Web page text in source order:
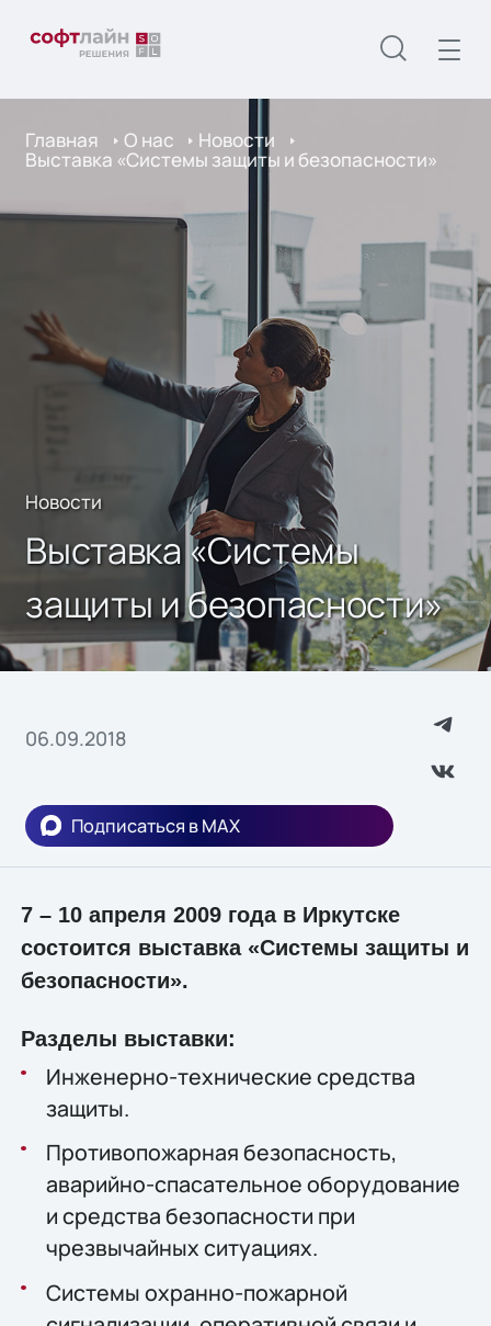
Главная О нас Новости
Выставка «Системы защиты и безопасности»
Новости
Выставка «Системы
защиты и безопасности»
06.09.2018
Подписаться в MAX
7 – 10 апреля 2009 года в Иркутске
состоится выставка «Системы защиты и
безопасности».
Разделы выставки:
Инженерно-технические средства
защиты.
Противопожарная безопасность,
аварийно-спасательное оборудование
и средства безопасности при
чрезвычайных ситуациях.
Системы охранно-пожарной